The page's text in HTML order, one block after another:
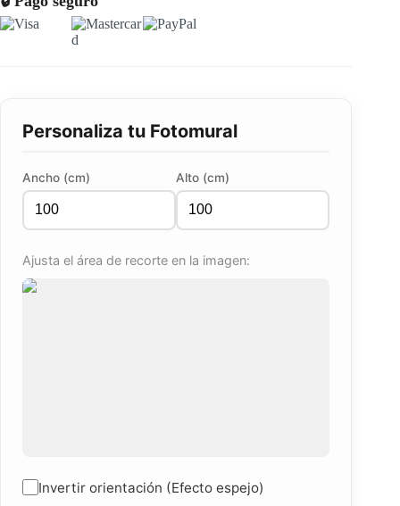
Personaliza tu Fotomural
Ancho (cm) Alto (cm)
Ajusta el área de recorte en la imagen:
Invertir orientación (Efecto espejo)